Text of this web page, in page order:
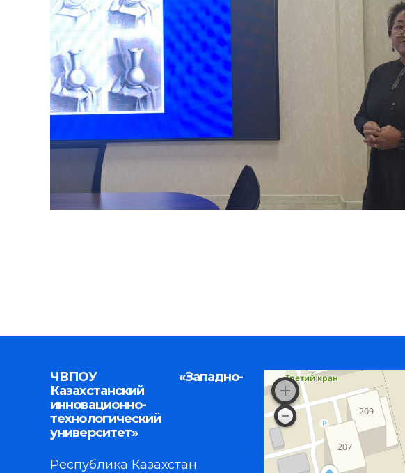
ЧВПОУ «Западно-
Казахстанский
инновационно-
технологический
университет»
Республика Казахстан